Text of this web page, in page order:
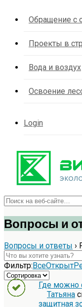
Обращение с
Проекты в
Вода и воздух
Освоение
Login
Вопросы и
Вопросы и ответы ›
Фильтр:ВсеОткрыт
Где можно
Татьяна
защитная